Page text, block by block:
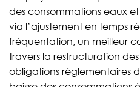
des consommations eaux
via l’ajustement en temps
fréquentation, un meilleur
travers la restructuration
obligations réglementaires